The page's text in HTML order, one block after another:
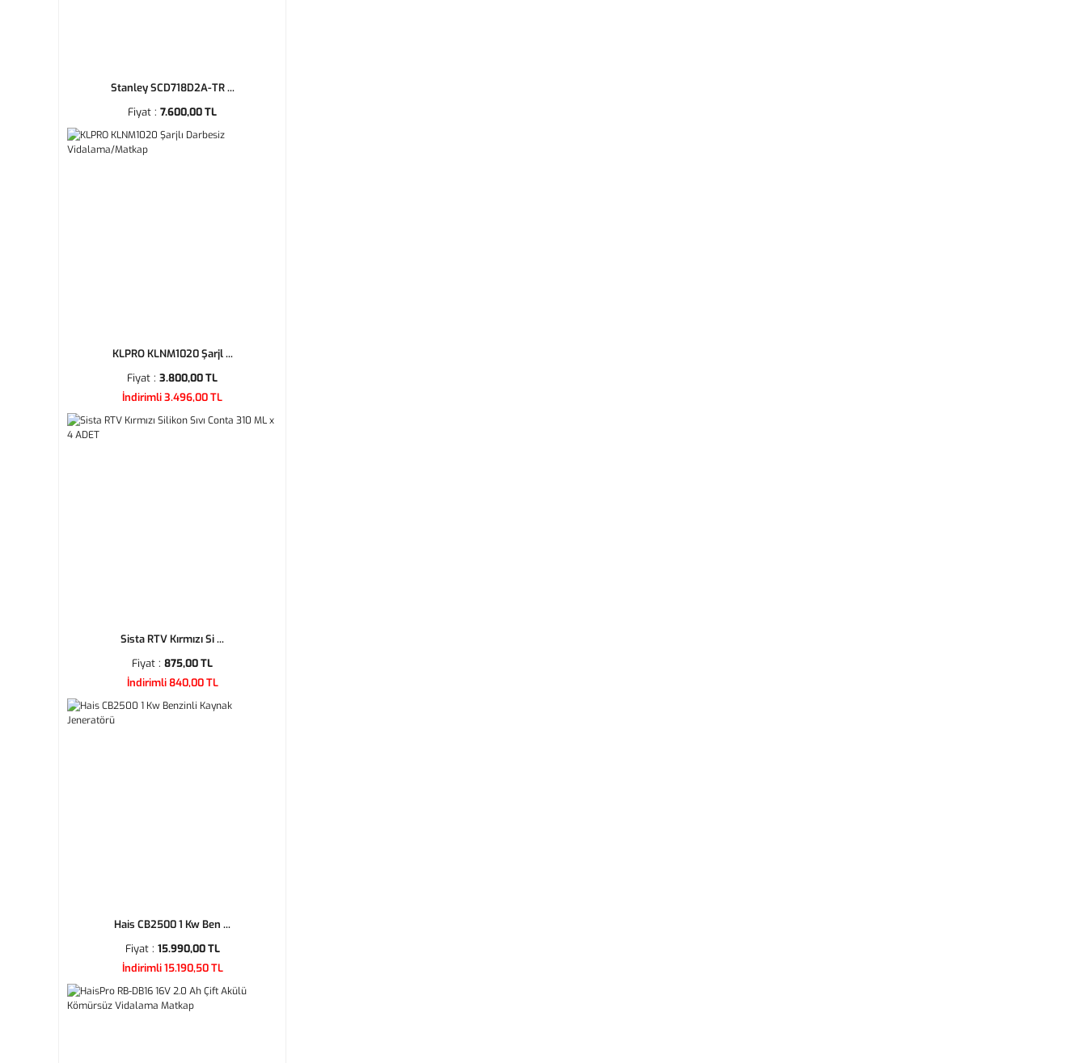
Stanley SCD718D2A-TR ...
Fiyat : 7.600,00 TL
KLPRO KLNM1020 Şarjl ...
Fiyat : 3.800,00 TL
İndirimli 3.496,00 TL
Sista RTV Kırmızı Si ...
Fiyat : 875,00 TL
İndirimli 840,00 TL
Hais CB2500 1 Kw Ben ...
Fiyat : 15.990,00 TL
İndirimli 15.190,50 TL